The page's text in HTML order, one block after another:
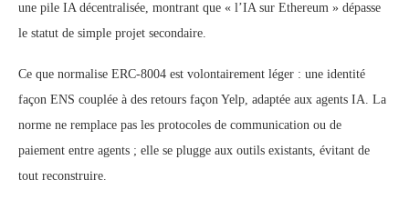
une pile IA décentralisée, montrant que « l’IA sur Ethereum » dépasse
le statut de simple projet secondaire.
Ce que normalise ERC-8004 est volontairement léger : une identité
façon ENS couplée à des retours façon Yelp, adaptée aux agents IA. La
norme ne remplace pas les protocoles de communication ou de
paiement entre agents ; elle se plugge aux outils existants, évitant de
tout reconstruire.